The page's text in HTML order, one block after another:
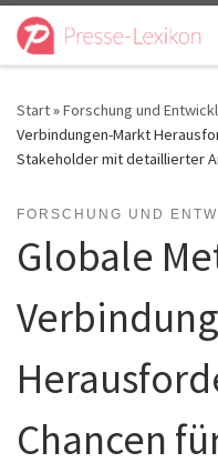
Zum Inhalt springen
Start»Forschung und
Verbindungen-Markt
Stakeholder mit detaillierter
FORSCHUNG UND
Globale
Chancen